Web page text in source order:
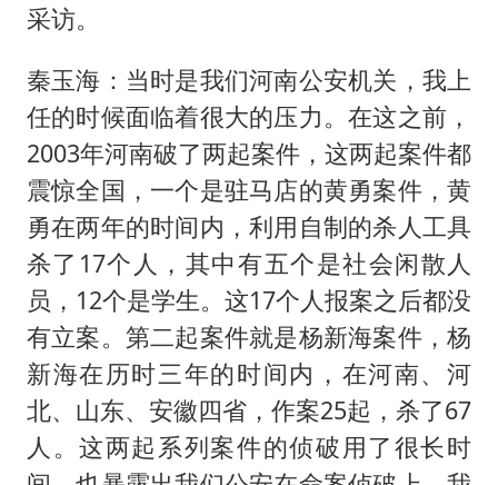
采访。
秦玉海：当时是我们河南公安机关，我上
任的时候面临着很大的压力。在这之前，
2003年河南破了两起案件，这两起案件都
震惊全国，一个是驻马店的黄勇案件，黄
勇在两年的时间内，利用自制的杀人工具
杀了17个人，其中有五个是社会闲散人
员，12个是学生。这17个人报案之后都没
有立案。第二起案件就是杨新海案件，杨
新海在历时三年的时间内，在河南、河
北、山东、安徽四省，作案25起，杀了67
人。这两起系列案件的侦破用了很长时